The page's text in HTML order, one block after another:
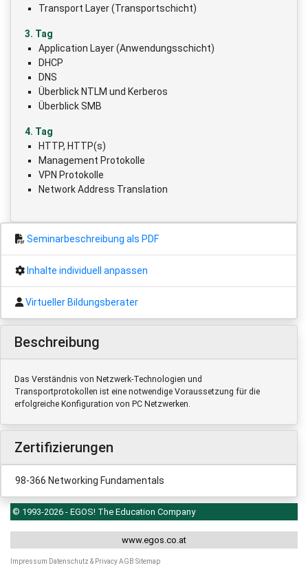
Transport Layer (Transportschicht)
3. Tag
Application Layer (Anwendungsschicht)
DHCP
DNS
Überblick NTLM und Kerberos
Überblick SMB
4. Tag
HTTP, HTTP(s)
Management Protokolle
VPN Protokolle
Network Address Translation
Seminarbeschreibung als PDF
Inhalte individuell anpassen
Virtueller Bildungsberater
Beschreibung
Das Verständnis von Netzwerk-Technologien und
Transportprotokollen ist eine notwendige Voraussetzung für die
erfolgreiche Konfiguration von PC Netzwerken.
Zertifizierungen
98-366 Networking Fundamentals
© 1993-2026 - EGOS! The Education Company
www.egos.co.at
Impressum Datenschutz & PrivacyAGB Sitemap